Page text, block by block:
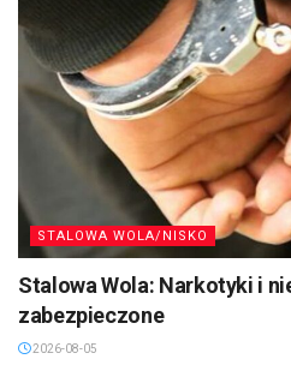
STALOWA WOLA/NISKO
Stalowa Wola: Narkotyki i
zabezpieczone
2026-08-05